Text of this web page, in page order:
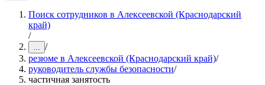
Поиск сотрудников в Алексеевской (Краснодарский
край)
/
... /
резюме в Алексеевской (Краснодарский край)/
руководитель службы безопасности/
частичная занятость